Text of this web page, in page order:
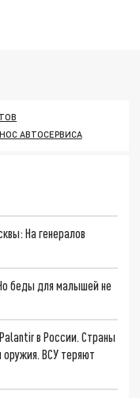
АВТОСЕРВИСА
На генералов
беды для малышей не
в России. Страны
оружия. ВСУ теряют